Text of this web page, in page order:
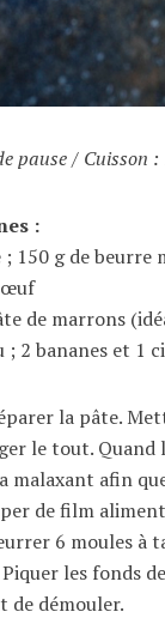
pause / Cuisson :
:
150 g de beurre
œuf
de marrons
; 2 bananes et 1
la pâte.
le tout.
afin
de film
6 moules à
les fonds
de démouler.